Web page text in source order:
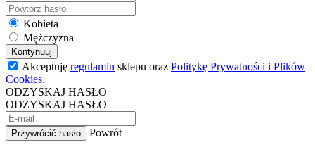
Kobieta
Mężczyzna
Kontynuuj
Akceptuję regulamin sklepu oraz Politykę Prywatności i Plików
Cookies.
ODZYSKAJ HASŁO
ODZYSKAJ HASŁO
Przywrócić hasło
Powrót